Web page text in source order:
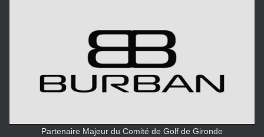
Partenaire Majeur du Comité de Golf de Gironde